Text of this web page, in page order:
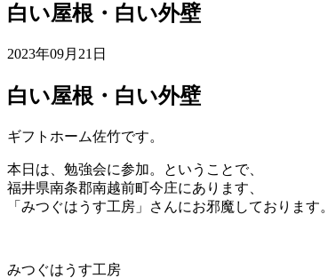
白い屋根・白い外壁
2023年09月21日
白い屋根・白い外壁
ギフトホーム佐竹です。
本日は、勉強会に参加。ということで、
福井県南条郡南越前町今庄にあります、
「みつぐはうす工房」さんにお邪魔しております。
みつぐはうす工房